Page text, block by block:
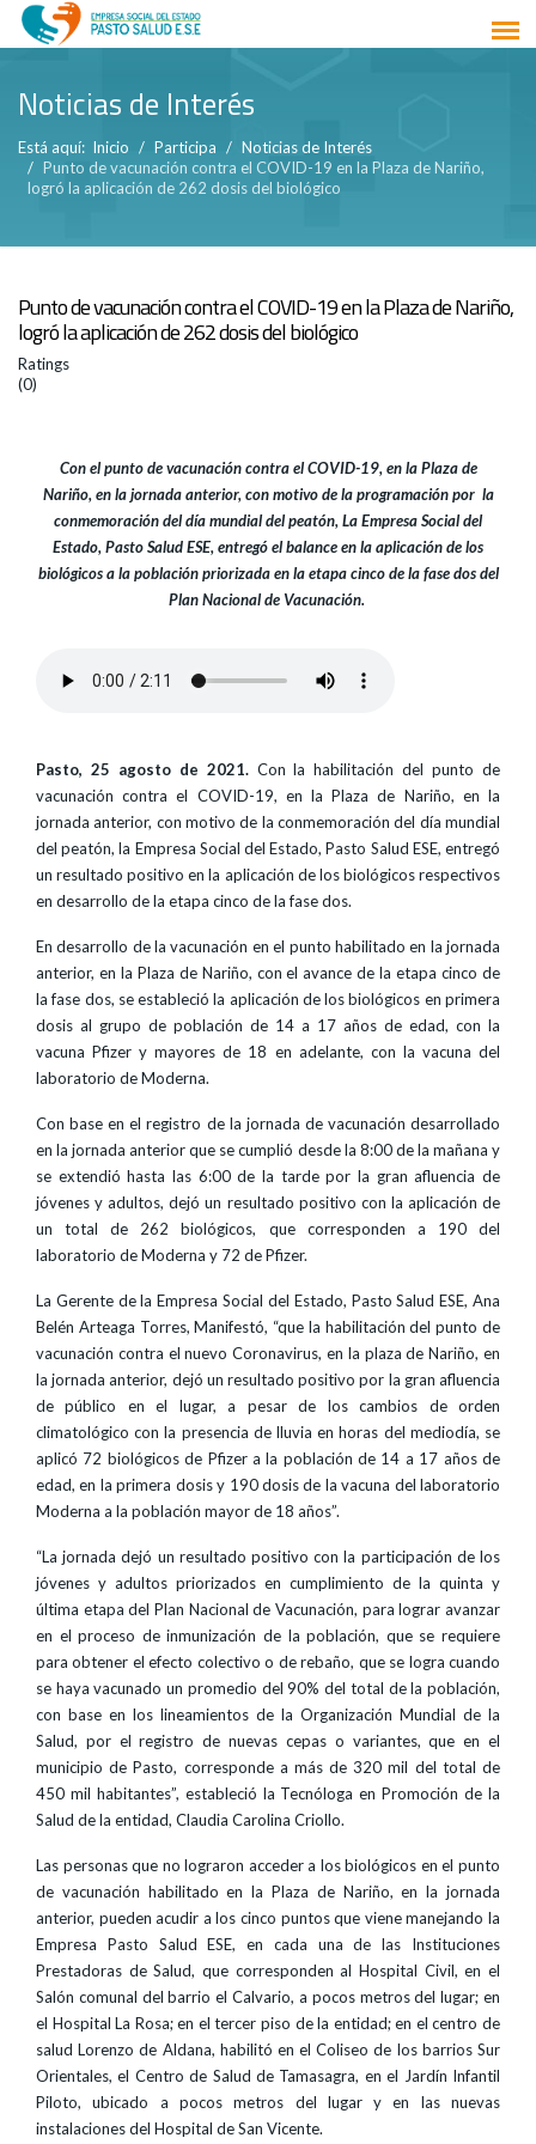
Noticias de Interés
Está aquí: Inicio Participa
Noticias de Interés
Punto de vacunación contra el COVID-19 en la Plaza de Nariño,
logró la aplicación de 262 dosis del biológico
Punto de vacunación contra el COVID-19 en la Plaza de Nariño,
logró la aplicación de 262 dosis del biológico
Ratings
(0)
Con el punto de vacunación contra el COVID-19, en la Plaza de
Nariño, en la jornada anterior, con motivo de la programación por la
conmemoración del día mundial del peatón, La Empresa Social del
Estado, Pasto Salud ESE, entregó el balance en la aplicación de los
biológicos a la población priorizada en la etapa cinco de la fase dos del
Plan Nacional de Vacunación.
Pasto, 25 agosto de 2021.Con la habilitación del punto de
vacunación contra el COVID-19, en la Plaza de Nariño, en la
jornada anterior, con motivo de la conmemoración del día mundial
del peatón, la Empresa Social del Estado, Pasto Salud ESE, entregó
un resultado positivo en la aplicación de los biológicos respectivos
en desarrollo de la etapa cinco de la fase dos.
En desarrollo de la vacunación en el punto habilitado en la jornada
anterior, en la Plaza de Nariño, con el avance de la etapa cinco de
la fase dos, se estableció la aplicación de los biológicos en primera
dosis al grupo de población de 14 a 17 años de edad, con la
vacuna Pfizer y mayores de 18 en adelante, con la vacuna del
laboratorio de Moderna.
Con base en el registro de la jornada de vacunación desarrollado
en la jornada anterior que se cumplió desde la 8:00 de la mañana y
se extendió hasta las 6:00 de la tarde por la gran afluencia de
jóvenes y adultos, dejó un resultado positivo con la aplicación de
un total de 262 biológicos, que corresponden a 190 del
laboratorio de Moderna y 72 de Pfizer.
La Gerente de la Empresa Social del Estado, Pasto Salud ESE, Ana
Belén Arteaga Torres, Manifestó, “que la habilitación del punto de
vacunación contra el nuevo Coronavirus, en la plaza de Nariño, en
la jornada anterior, dejó un resultado positivo por la gran afluencia
de público en el lugar, a pesar de los cambios de orden
climatológico con la presencia de lluvia en horas del mediodía, se
aplicó 72 biológicos de Pfizer a la población de 14 a 17 años de
edad, en la primera dosis y 190 dosis de la vacuna del laboratorio
Moderna a la población mayor de 18 años”.
“La jornada dejó un resultado positivo con la participación de los
jóvenes y adultos priorizados en cumplimiento de la quinta y
última etapa del Plan Nacional de Vacunación, para lograr avanzar
en el proceso de inmunización de la población, que se requiere
para obtener el efecto colectivo o de rebaño, que se logra cuando
se haya vacunado un promedio del 90% del total de la población,
con base en los lineamientos de la Organización Mundial de la
Salud, por el registro de nuevas cepas o variantes, que en el
municipio de Pasto, corresponde a más de 320 mil del total de
450 mil habitantes”, estableció la Tecnóloga en Promoción de la
Salud de la entidad, Claudia Carolina Criollo.
Las personas que no lograron acceder a los biológicos en el punto
de vacunación habilitado en la Plaza de Nariño, en la jornada
anterior, pueden acudir a los cinco puntos que viene manejando la
Empresa Pasto Salud ESE, en cada una de las Instituciones
Prestadoras de Salud, que corresponden al Hospital Civil, en el
Salón comunal del barrio el Calvario, a pocos metros del lugar; en
el Hospital La Rosa; en el tercer piso de la entidad; en el centro de
salud Lorenzo de Aldana, habilitó en el Coliseo de los barrios Sur
Orientales, el Centro de Salud de Tamasagra, en el Jardín Infantil
Piloto, ubicado a pocos metros del lugar y en las nuevas
instalaciones del Hospital de San Vicente.